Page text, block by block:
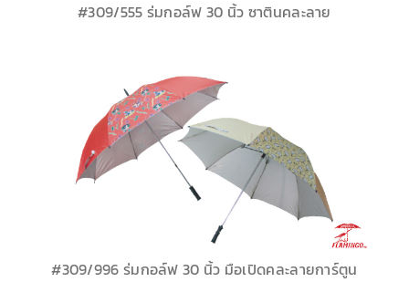
#309/555 ร่มกอล์ฟ 30 นิ้ว ซาตินคละลาย
#309/996 ร่มกอล์ฟ 30 นิ้ว มือเปิดคละลายการ์ตูน